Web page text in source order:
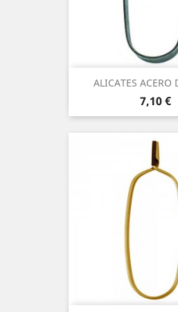
ALICATES ACERO
Precio
7,10 €